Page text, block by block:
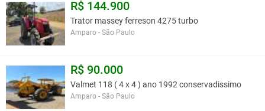
R$ 144.900
Trator massey ferreson 4275 turbo
Amparo - São Paulo
R$ 90.000
Valmet 118 ( 4 x 4 ) ano 1992 conservadissimo
Amparo - São Paulo